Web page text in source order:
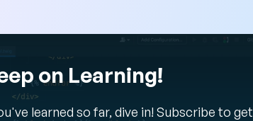
on Learning!
learned so far, dive in! Subscribe to get